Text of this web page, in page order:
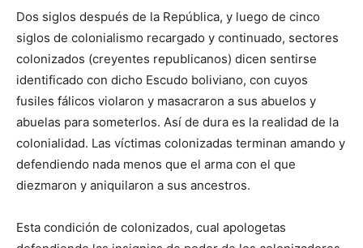
Dos siglos después de la República, y luego de cinco
siglos de colonialismo recargado y continuado, sectores
colonizados (creyentes republicanos) dicen sentirse
identificado con dicho Escudo boliviano, con cuyos
fusiles fálicos violaron y masacraron a sus abuelos y
abuelas para someterlos. Así de dura es la realidad de la
colonialidad. Las víctimas colonizadas terminan amando y
defendiendo nada menos que el arma con el que
diezmaron y aniquilaron a sus ancestros.
Esta condición de colonizados, cual apologetas